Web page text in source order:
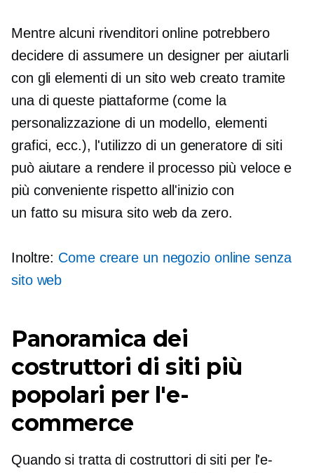
Mentre alcuni rivenditori online potrebbero
decidere di assumere un designer per aiutarli
con gli elementi di un sito web creato tramite
una di queste piattaforme (come la
personalizzazione di un modello, elementi
grafici, ecc.), l'utilizzo di un generatore di siti
può aiutare a rendere il processo più veloce e
più conveniente rispetto all'inizio con
un fatto su misura sito web da zero.
Inoltre: Come creare un negozio online senza
sito web
Panoramica dei
costruttori di siti più
popolari per l'e-
commerce
Quando si tratta di costruttori di siti per l'e-